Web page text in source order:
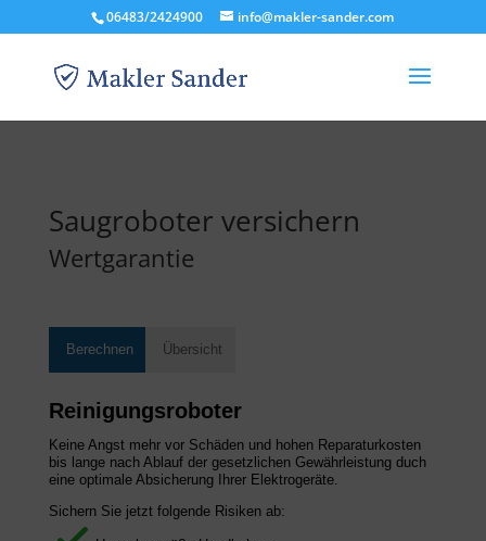
06483/2424900 info@makler-sander.com
Saugroboter versichern
Wertgarantie